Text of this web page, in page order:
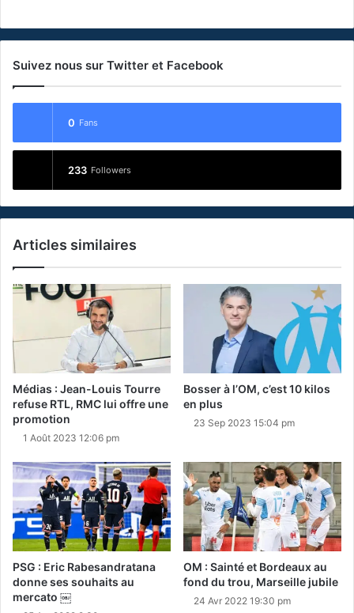
Suivez nous sur Twitter et Facebook
0 Fans
233 Followers
Articles similaires
Médias : Jean-Louis Tourre
refuse RTL, RMC lui offre une
promotion
1 Août 2023 12:06 pm
Bosser à l’OM, c’est 10 kilos
en plus
23 Sep 2023 15:04 pm
PSG : Eric Rabesandratana
donne ses souhaits au
mercato ￼
OM : Sainté et Bordeaux au
fond du trou, Marseille jubile
24 Avr 2022 19:30 pm